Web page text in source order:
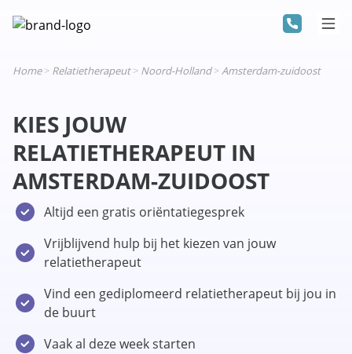
Home > Relatietherapeut > Noord-Holland >Amsterdam-zuidoost
KIES JOUW
RELATIETHERAPEUT IN
AMSTERDAM-ZUIDOOST
Altijd een gratis oriëntatiegesprek
Vrijblijvend hulp bij het kiezen van jouw
relatietherapeut
Vind een gediplomeerd relatietherapeut bij jou in
de buurt
Vaak al deze week starten